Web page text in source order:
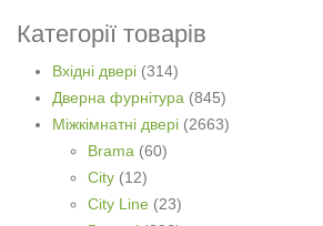
Категорії товарів
Вхідні двері (314)
Дверна фурнітура (845)
Міжкімнатні двері (2663)
Brama (60)
City (12)
City Line (23)